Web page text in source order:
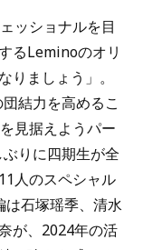
ッショナルを目
るLeminoのオリ
りましょう」。
結力を高めるこ
見据えようパー
りに四期生が全
人のスペシャル
は石塚瑶季、清水
が、2024年の活